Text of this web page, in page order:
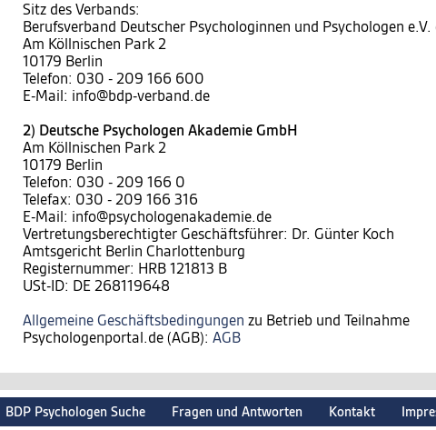
Sitz des Verbands:
Berufsverband Deutscher Psychologinnen und Psychologen e.V.
Am Köllnischen Park 2
10179 Berlin
Telefon: 030 - 209 166 600
E-Mail: info@bdp-verband.de
2) Deutsche Psychologen Akademie GmbH
Am Köllnischen Park 2
10179 Berlin
Telefon: 030 - 209 166 0
Telefax: 030 - 209 166 316
E-Mail: info@psychologenakademie.de
Vertretungsberechtigter Geschäftsführer: Dr. Günter Koch
Amtsgericht Berlin Charlottenburg
Registernummer: HRB 121813 B
USt-ID: DE 268119648
Allgemeine Geschäftsbedingungen zu Betrieb und Teilnahme
Psychologenportal.de (AGB): AGB
BDP Psychologen Suche Fragen und Antworten Kontakt